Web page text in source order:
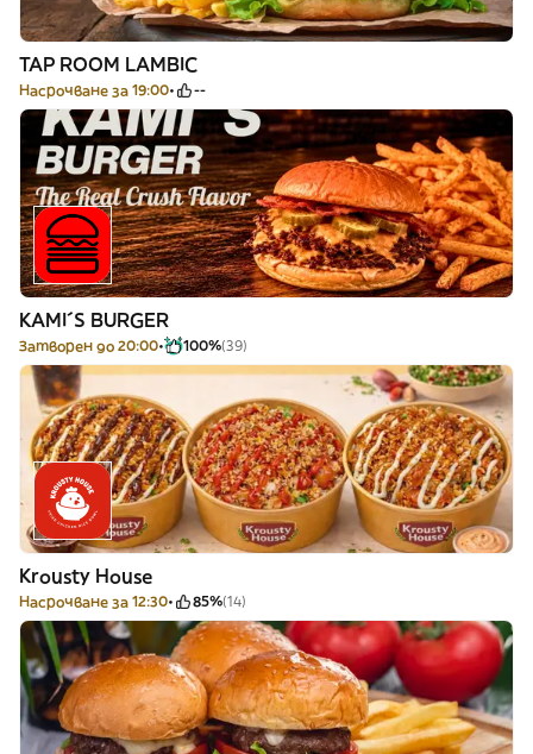
TAP ROOM LAMBIC
Насрочване за 19:00 --
KAMI´S BURGER
Затворен до 20:00 100%(39)
Krousty House
Насрочване за 12:30 85%(14)